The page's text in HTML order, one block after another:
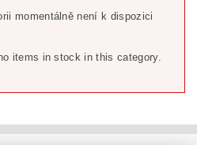
momentálně není k dispozici
items in stock in this category.